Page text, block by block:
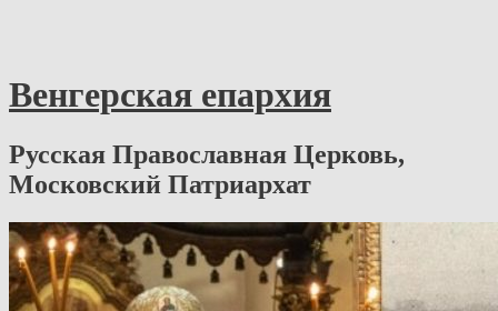
Венгерская епархия
Русская Православная Церковь,
Московский Патриархат